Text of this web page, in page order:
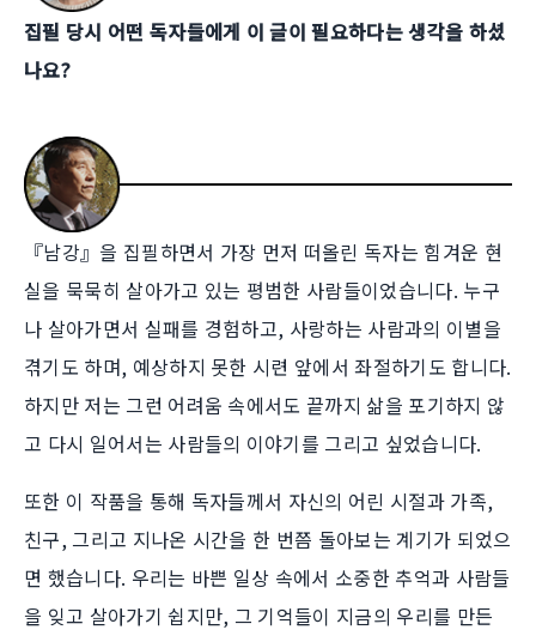
집필 당시 어떤 독자들에게 이 글이 필요하다는 생각을 하셨
나요?
『남강』을 집필하면서 가장 먼저 떠올린 독자는 힘겨운 현
실을 묵묵히 살아가고 있는 평범한 사람들이었습니다. 누구
나 살아가면서 실패를 경험하고, 사랑하는 사람과의 이별을
겪기도 하며, 예상하지 못한 시련 앞에서 좌절하기도 합니다.
하지만 저는 그런 어려움 속에서도 끝까지 삶을 포기하지 않
고 다시 일어서는 사람들의 이야기를 그리고 싶었습니다.
또한 이 작품을 통해 독자들께서 자신의 어린 시절과 가족,
친구, 그리고 지나온 시간을 한 번쯤 돌아보는 계기가 되었으
면 했습니다. 우리는 바쁜 일상 속에서 소중한 추억과 사람들
을 잊고 살아가기 쉽지만, 그 기억들이 지금의 우리를 만든